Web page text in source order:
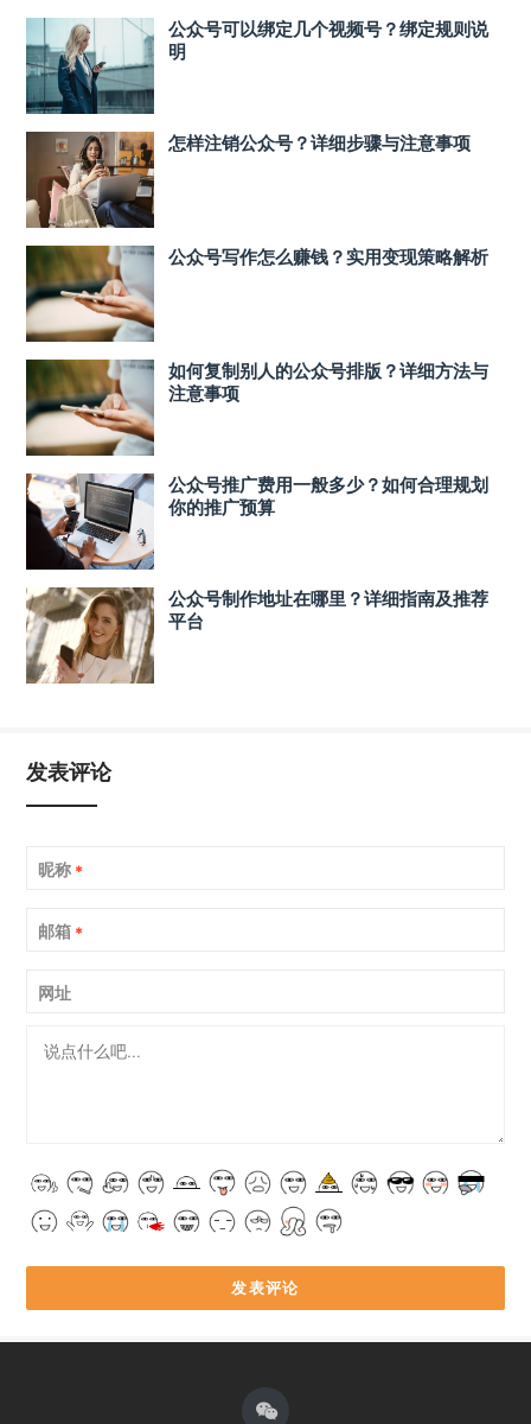
公众号可以绑定几个视频号？绑定规则说
明
怎样注销公众号？详细步骤与注意事项
公众号写作怎么赚钱？实用变现策略解析
如何复制别人的公众号排版？详细方法与
注意事项
公众号推广费用一般多少？如何合理规划
你的推广预算
公众号制作地址在哪里？详细指南及推荐
平台
发表评论
昵称 *
邮箱 *
网址